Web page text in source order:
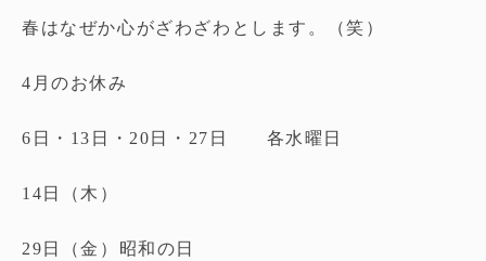
春はなぜか心がざわざわとします。（笑）
4月のお休み
6日・13日・20日・27日 各水曜日
14日（木）
29日（金）昭和の日